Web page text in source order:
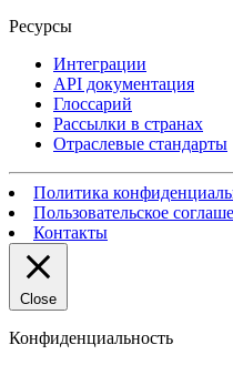
Ресурсы
Интеграции
API документация
Глоссарий
Рассылки в странах
Отраслевые стандарты
Политика
Пользовательское
Контакты
Close
Конфиденциальность